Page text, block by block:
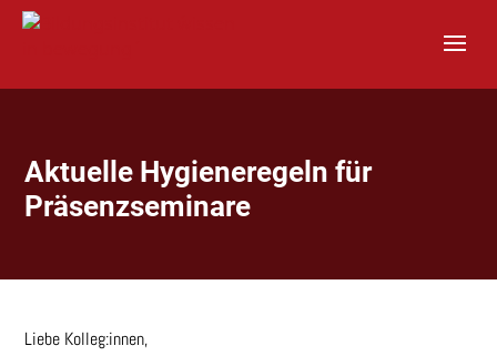
t
Aktuelle Hygieneregeln für
Präsenzseminare
Liebe Kolleg:innen,